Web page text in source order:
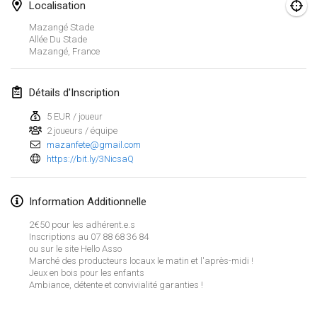
Afficher la liste
Localisation
Mazangé Stade
Allée Du Stade
Mazangé, France
Détails d'Inscription
5 EUR / joueur
2 joueurs / équipe
mazanfete@gmail.com
https://bit.ly/3NicsaQ
Information Additionnelle
2€50 pour les adhérent.e.s
Inscriptions au 07 88 68 36 84
ou sur le site Hello Asso
Marché des producteurs locaux le matin et l'après-midi !
Jeux en bois pour les enfants
Ambiance, détente et convivialité garanties !
février 2022
MS v MÖLKPARKURU
4 févr. 2022|République tchèque
TangoMölkky
5 févr. 2022| Finlande
Kohti Kisoja
Yamagata Tournament
13 févr. 2022 |Japon
West Indiv Cup
19 févr. 2022 |France